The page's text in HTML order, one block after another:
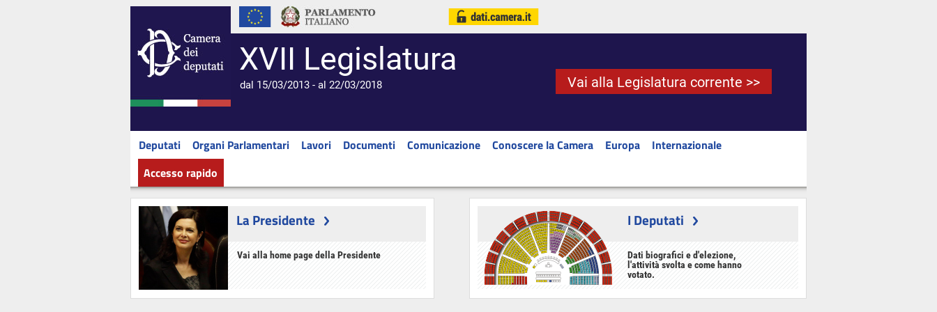
XVII Legislatura
dal 15/03/2013 - al 22/03/2018 Vai alla Legislatura corrente >>
Deputati Organi Parlamentari Lavori Documenti Comunicazione Conoscere la Camera Europa
Internazionale
Accesso rapido
La Presidente
Vai alla home page della Presidente
I Deputati
Dati biografici e d'elezione,
l'attività svolta e come hanno
votato.